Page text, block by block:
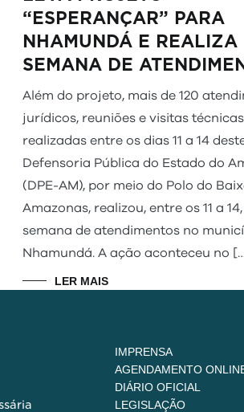
“ESPERANÇAR” PARA
NHAMUNDÁ E REALIZA
SEMANA DE
Além do projeto, mais de 120
jurídicos, reuniões e visitas
realizadas entre os dias 11 a 14
Defensoria Pública do Estado do
(DPE-AM), por meio do Polo do
Amazonas, realizou, entre os 11 a
semana de atendimentos no
Nhamundá. A ação aconteceu no
LER MAIS
IMPRENSA
AGENDAMENTO
DIÁRIO OFICIAL
LEGISLAÇÃO